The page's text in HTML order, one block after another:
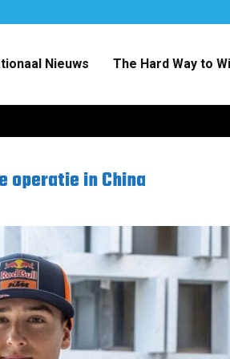
Nieuws The Hard Way to
operatie in China